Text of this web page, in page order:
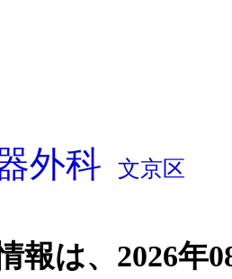
外科 文京区
報は、2026年